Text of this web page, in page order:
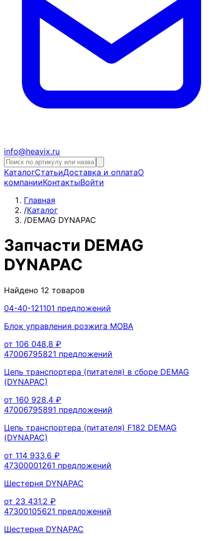
info@heavix.ru
КаталогСтатьиДоставка и оплатаО
компанииКонтактыВойти
Главная
/Каталог
/DEMAG DYNAPAC
Запчасти DEMAG
DYNAPAC
Найдено 12 товаров
04-40-121101 предложений
Блок управления розжига MOBA
от 106 048,8 ₽
47006795821 предложений
Цепь транспортера (питателя) в сборе DEMAG
(DYNAPAC)
от 160 928,4 ₽
47006795891 предложений
Цепь транспортера (питателя) F182 DEMAG
(DYNAPAC)
от 114 933,6 ₽
47300001261 предложений
Шестерня DYNAPAC
от 23 431,2 ₽
47300105621 предложений
Шестерня DYNAPAC